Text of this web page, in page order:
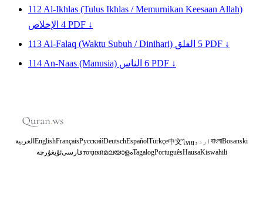
112 Al-Ikhlas (Tulus Ikhlas / Memurnikan Keesaan Allah)
الإخلاص 4 PDF ↓
113 Al-Falaq (Waktu Subuh / Dinihari) الفلق 5 PDF ↓
114 An-Naas (Manusia) الناس 6 PDF ↓
العربيةEnglishFrançaisРусскийDeutschEspañolTürkçe中文ไทย اردو বাংলাBosanski
ئۇيغۇرچەفارسیтоҷикӣമലയാളംTagalogPortuguêsHausaKiswahili